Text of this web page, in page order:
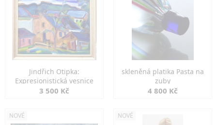
Jindřich Otipka:
Expresionistická vesnice
3 500 Kč
skleněná platika Pasta na
zuby
4 800 Kč
NOVÉ NOVÉ